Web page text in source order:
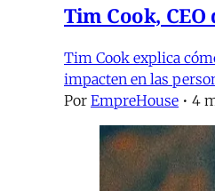
Tim Cook,
Tim Cook explica
impacten en las
Por EmpreHouse • 4